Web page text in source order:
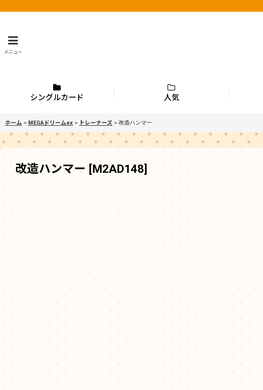
メニュー
シングルカード 人気
ホーム > MEGAドリームex > トレーナーズ > 改造ハンマー
改造ハンマー [M2AD148]